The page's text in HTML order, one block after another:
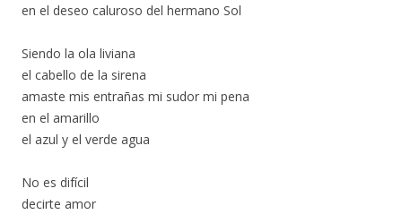
en el deseo caluroso del hermano Sol
Siendo la ola liviana
el cabello de la sirena
amaste mis entrañas mi sudor mi pena
en el amarillo
el azul y el verde agua
No es difícil
decirte amor